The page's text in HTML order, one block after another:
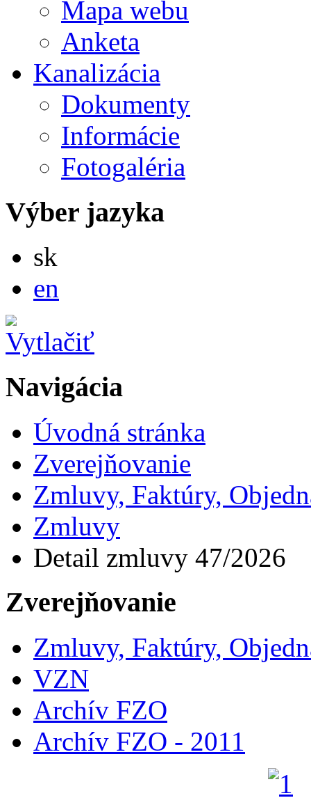
Mapa webu
Anketa
Kanalizácia
Dokumenty
Informácie
Fotogaléria
Výber jazyka
sk
en
Navigácia
Úvodná stránka
Zverejňovanie
Zmluvy, Faktúry,
Zmluvy
Detail zmluvy 47/2026
Zverejňovanie
Zmluvy, Faktúry,
VZN
Archív FZO
Archív FZO - 2011